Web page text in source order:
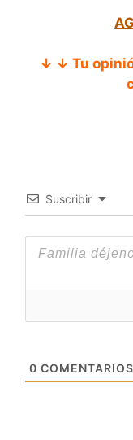
↓ ↓ Tu
Suscribir
0 COMENTARIOS